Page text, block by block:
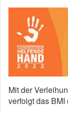
Mit der
verfolgt das BMI